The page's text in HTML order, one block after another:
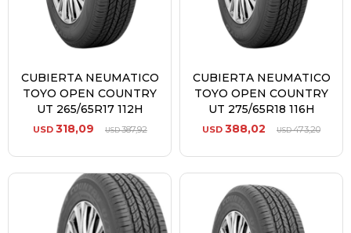
CUBIERTA NEUMATICO
TOYO OPEN COUNTRY
UT 265/65R17 112H
USD 318,09 USD387,92
CUBIERTA NEUMATICO
TOYO OPEN COUNTRY
UT 275/65R18 116H
USD 388,02 USD473,20